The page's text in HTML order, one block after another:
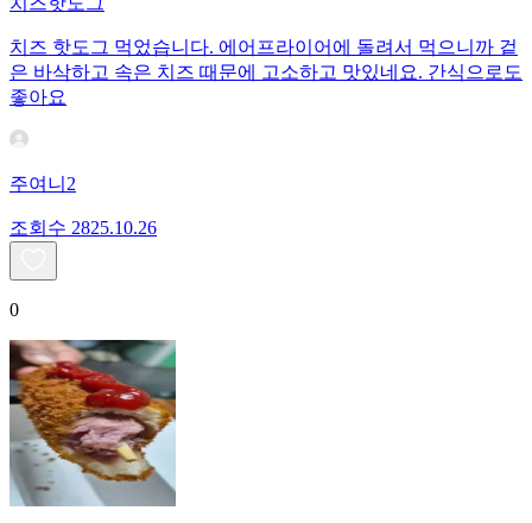
치즈 핫도그 먹었습니다. 에어프라이어에 돌려서 먹으니까 겉
은 바삭하고 속은 치즈 때문에 고소하고 맛있네요. 간식으로도
좋아요
주여니2
조회수 2825.10.26
0